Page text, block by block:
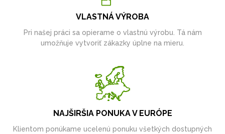
VLASTNÁ VÝROBA
Pri našej práci sa opierame o vlastnú výrobu. Tá nám
umožňuje vytvoriť zákazky úplne na mieru.
NAJŠIRŠIA PONUKA V EURÓPE
Klientom ponúkame ucelenú ponuku všetkých dostupných